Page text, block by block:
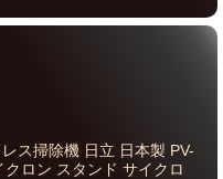
ス掃除機 日立 日本製 PV-
クロン スタンド サイクロ